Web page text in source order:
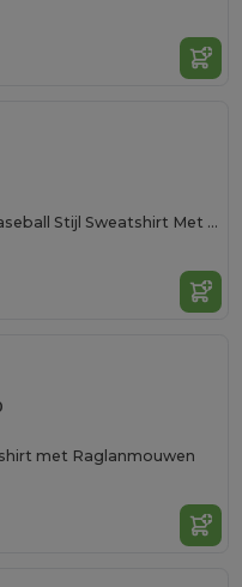
Comfortabele Baseball Stijl Sweatshirt Met Contrasterende Mouwen
met Raglanmouwen